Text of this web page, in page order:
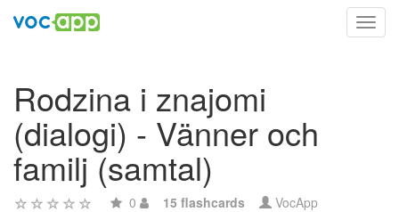
Rodzina i znajomi
(dialogi) - Vänner och
familj (samtal)
0 15 flashcards VocApp